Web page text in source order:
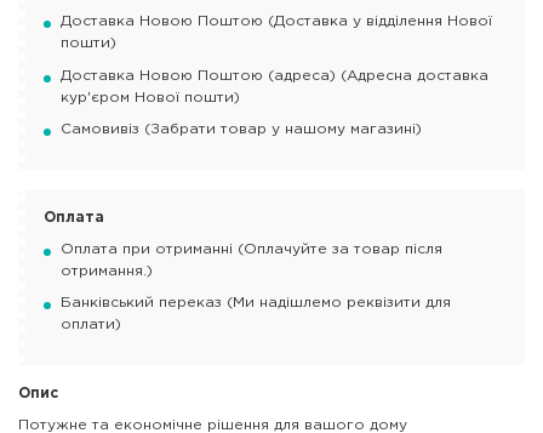
Доставка Новою Поштою (Доставка у відділення Нової
пошти)
Доставка Новою Поштою (адреса) (Адресна доставка
кур'єром Нової пошти)
Самовивіз (Забрати товар у нашому магазині)
Оплата
Оплата при отриманні (Оплачуйте за товар після
отримання.)
Банківський переказ (Ми надішлемо реквізити для
оплати)
Опис
Потужне та економічне рішення для вашого дому